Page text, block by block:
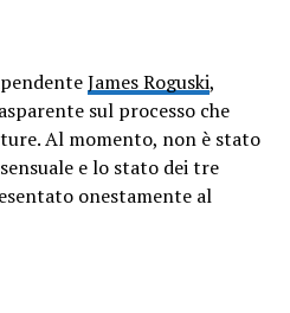
James Roguski,
sul processo che
Al momento, non è stato
e lo stato dei tre
onestamente al